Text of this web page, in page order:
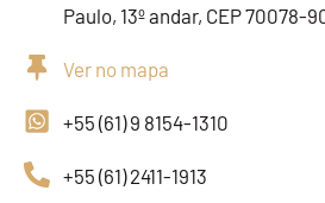
Paulo, 13º andar, CEP 70078-
Ver no mapa
+55 (61) 9 8154-1310
+55 (61) 2411-1913